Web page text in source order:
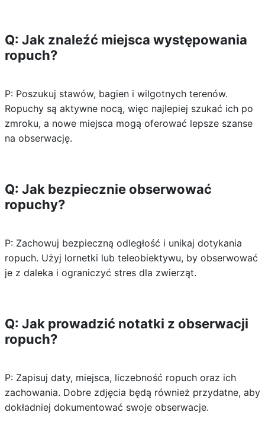
Q: Jak znaleźć miejsca występowania
ropuch?
P: Poszukuj stawów, bagien i wilgotnych terenów.
Ropuchy są aktywne nocą, więc najlepiej szukać ich po
zmroku, a nowe miejsca mogą oferować lepsze szanse
na obserwację.
Q: Jak bezpiecznie obserwować
ropuchy?
P: Zachowuj bezpieczną odległość i unikaj dotykania
ropuch. Użyj lornetki lub teleobiektywu, by obserwować
je z daleka i ograniczyć stres dla zwierząt.
Q: Jak prowadzić notatki z obserwacji
ropuch?
P: Zapisuj daty, miejsca, liczebność ropuch oraz ich
zachowania. Dobre zdjęcia będą również przydatne, aby
dokładniej dokumentować swoje obserwacje.